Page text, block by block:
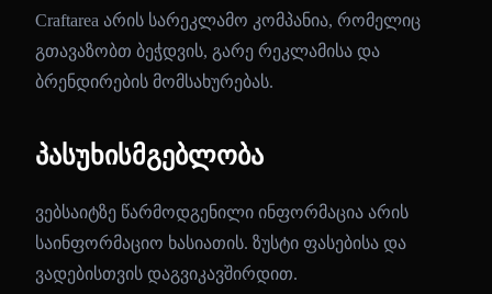
Craftarea არის სარეკლამო კომპანია, რომელიც
გთავაზობთ ბეჭდვის, გარე რეკლამისა და
ბრენდირების მომსახურებას.
პასუხისმგებლობა
ვებსაიტზე წარმოდგენილი ინფორმაცია არის
საინფორმაციო ხასიათის. ზუსტი ფასებისა და
ვადებისთვის დაგვიკავშირდით.